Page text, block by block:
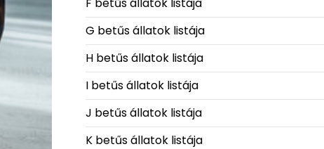
G betűs állatok listája
H betűs állatok listája
I betűs állatok listája
J betűs állatok listája
K betűs állatok listája